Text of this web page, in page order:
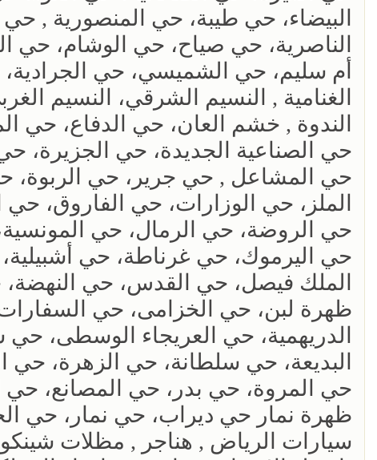
البيضاء، حي طيبة، حي المنصورية ,
الناصرية، حي صياح، حي الوشام، حي
أم سليم، حي الشميسي، حي
الغنامية , النسيم الشرقي، النسيم
الندوة , خشم العان، حي الدفاع، حي
حي الصناعية الجديدة، حي الجزيرة،
حي المشاعل , حي جرير، حي الربوة،
الملز، حي الوزارات، حي الفاروق،
حي الروضة، حي الرمال، حي
حي اليرموك، حي غرناطة، حي
الملك فيصل، حي القدس، حي
ظهرة لبن، حي الخزامى، حي
الدريهمية، حي العريجاء الوسطى،
البديعة، حي سلطانة، حي الزهرة،
حي المروة، حي بدر، حي المصانع،
ظهرة نمار حي ديراب، حي نمار، حي
سيارات الرياض , هناجر , مظلات